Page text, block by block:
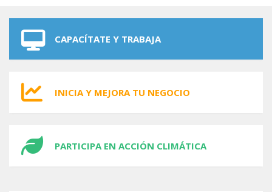
CAPACÍTATE Y TRABAJA
INICIA Y MEJORA TU NEGOCIO
PARTICIPA EN ACCIÓN CLIMÁTICA